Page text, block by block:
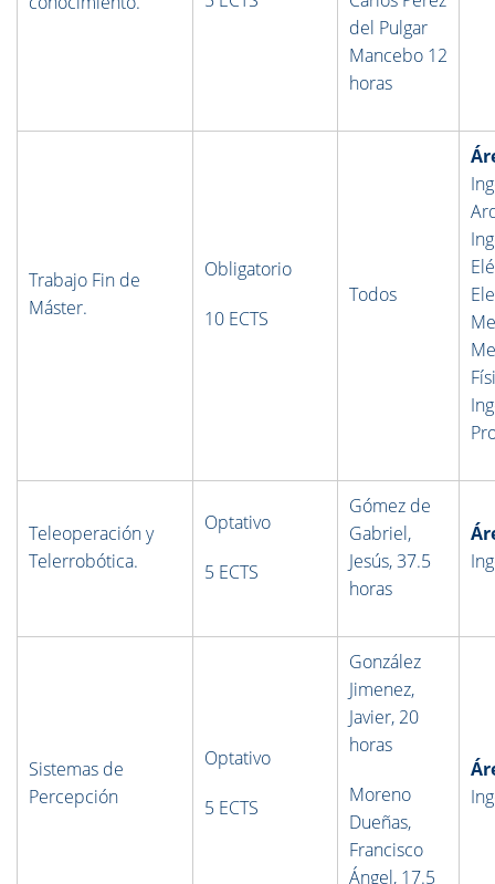
del Pulgar
Mancebo 12
horas
Trabajo Fin de
Máster.
Obligatorio
10 ECTS
Todos
Teleoperación y
Telerrobótica.
Optativo
5 ECTS
Gómez de
Gabriel,
Jesús, 37.5
horas
Sistemas de
Percepción
Optativo
5 ECTS
González
Jimenez,
Javier, 20
horas
Moreno
Dueñas,
Francisco
Ángel, 17.5